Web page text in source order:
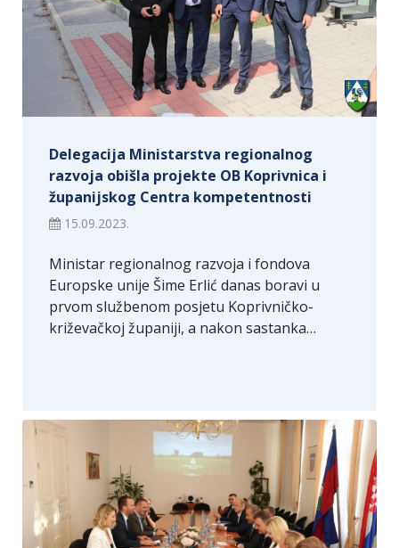
Delegacija Ministarstva regionalnog
razvoja obišla projekte OB Koprivnica i
županijskog Centra kompetentnosti
15.09.2023.
Ministar regionalnog razvoja i fondova
Europske unije Šime Erlić danas boravi u
prvom službenom posjetu Koprivničko-
križevačkoj županiji, a nakon sastanka…